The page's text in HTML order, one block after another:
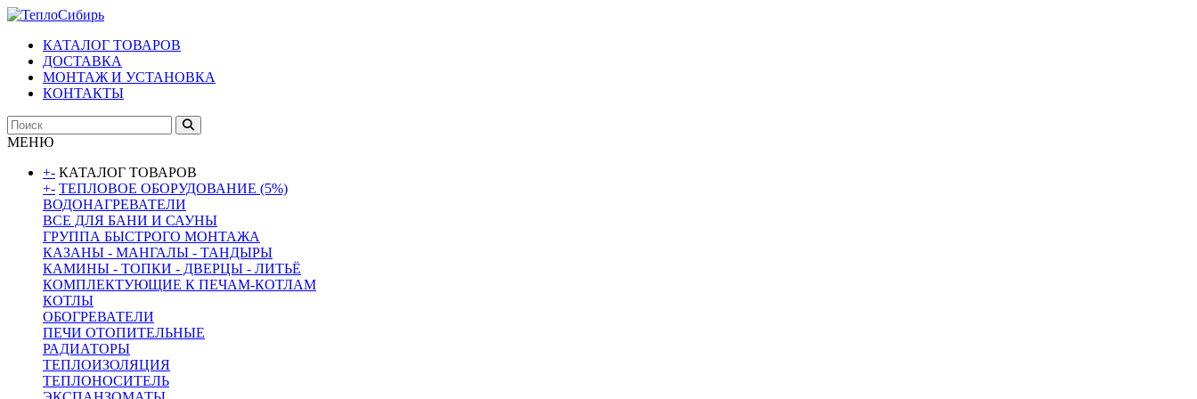
КАТАЛОГ ТОВАРОВ
ДОСТАВКА
МОНТАЖ И УСТАНОВКА
КОНТАКТЫ
МЕНЮ
+- КАТАЛОГ ТОВАРОВ
+- ТЕПЛОВОЕ ОБОРУДОВАНИЕ (5%)
ВОДОНАГРЕВАТЕЛИ
ВСЕ ДЛЯ БАНИ И САУНЫ
ГРУППА БЫСТРОГО МОНТАЖА
КАЗАНЫ - МАНГАЛЫ - ТАНДЫРЫ
КАМИНЫ - ТОПКИ - ДВЕРЦЫ - ЛИТЬЁ
КОМПЛЕКТУЮЩИЕ К ПЕЧАМ-КОТЛАМ
КОТЛЫ
ОБОГРЕВАТЕЛИ
ПЕЧИ ОТОПИТЕЛЬНЫЕ
РАДИАТОРЫ
ТЕПЛОИЗОЛЯЦИЯ
ТЕПЛОНОСИТЕЛЬ